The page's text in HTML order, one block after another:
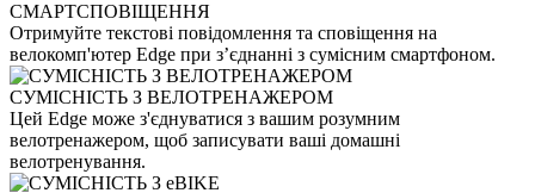
СМАРТСПОВІЩЕННЯ
Отримуйте текстові повідомлення та сповіщення на
велокомп'ютер Edge при з’єднанні з сумісним смартфоном.
СУМІСНІСТЬ З ВЕЛОТРЕНАЖЕРОМ
Цей Edge може з'єднуватися з вашим розумним
велотренажером, щоб записувати ваші домашні
велотренування.